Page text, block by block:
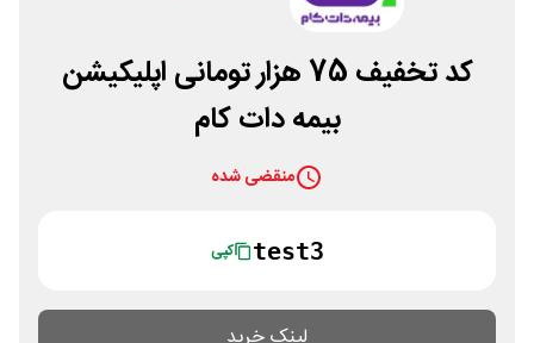
کد تخفیف 75 هزار تومانی اپلیکیشن
بیمه دات کام
منقضی شده
test3 کپی